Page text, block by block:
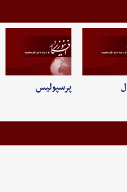
پرسپولیس